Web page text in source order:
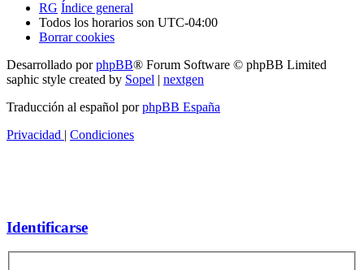
RG Índice general
Todos los horarios son UTC-04:00
Borrar cookies
Desarrollado porphpBB® Forum Software © phpBB Limited
saphic style created by Sopel | nextgen
Traducción al español porphpBB España
Privacidad | Condiciones
Identificarse